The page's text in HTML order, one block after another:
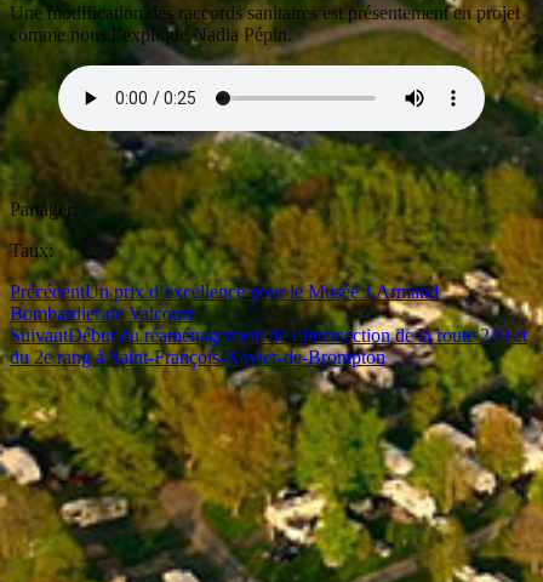
Une modification des raccords sanitaires est présentement en projet
comme nous l’explique Nadia Pépin.
Partager:
Taux:
PrécédentUn prix d’excellence pour le Musée J.Armand
Bombardier de Valcourt
SuivantDébut du réaménagement de l’intersection de la route 249 et
du 2e rang à Saint-François-Xavier-de-Brompton